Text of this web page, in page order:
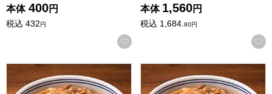
本体 400円
税込 432円
お気に入りに登録する
本体 1,560円
税込 1,684. 80円
吉野家 牛丼 120g×5袋(L7495)【サクワ】吉野家 冷凍 牛丼の具 並盛